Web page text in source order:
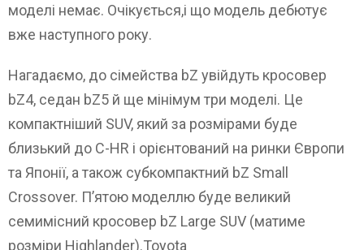
моделі немає. Очікується,і що модель дебютує
вже наступного року.
Нагадаємо, до сімейства bZ увійдуть кросовер
bZ4, седан bZ5 й ще мінімум три моделі. Це
компактніший SUV, який за розмірами буде
близький до C-HR і орієнтований на ринки Європи
та Японії, а також субкомпактний bZ Small
Crossover. П’ятою моделлю буде великий
семимісний кросовер bZ Large SUV (матиме
розміри Highlander).Toyota